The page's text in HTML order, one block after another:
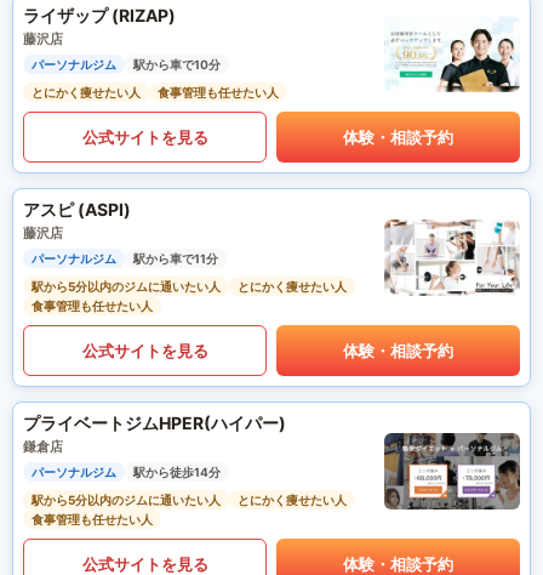
ライザップ (RIZAP)
藤沢店
パーソナルジム
駅から車で10分
とにかく痩せたい人
食事管理も任せたい人
公式サイトを見る 体験・相談予約
アスピ (ASPI)
藤沢店
パーソナルジム
駅から車で11分
駅から5分以内のジムに通いたい人
とにかく痩せたい人
食事管理も任せたい人
公式サイトを見る 体験・相談予約
プライベートジムHPER(ハイパー)
鎌倉店
パーソナルジム
駅から徒歩14分
駅から5分以内のジムに通いたい人
とにかく痩せたい人
食事管理も任せたい人
公式サイトを見る 体験・相談予約